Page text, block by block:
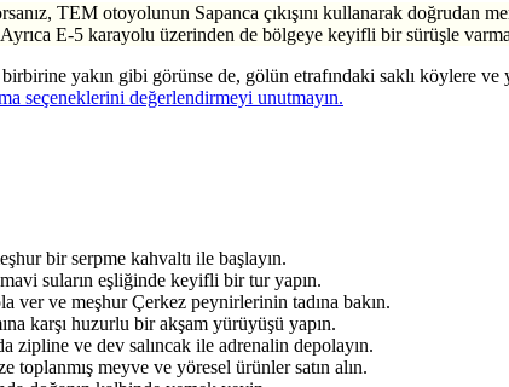
TEM otoyolunun Sapanca çıkışını kullanarak
Ayrıca E-5 karayolu üzerinden de bölgeye keyifli bir sürüşle
yakın gibi görünse de, gölün etrafındaki saklı köylere
seçeneklerini değerlendirmeyi unutmayın.
bir serpme kahvaltı ile başlayın.
suların eşliğinde keyifli bir tur yapın.
ver ve meşhur Çerkez peynirlerinin tadına bakın.
karşı huzurlu bir akşam yürüyüşü yapın.
zipline ve dev salıncak ile adrenalin depolayın.
toplanmış meyve ve yöresel ürünler satın alın.